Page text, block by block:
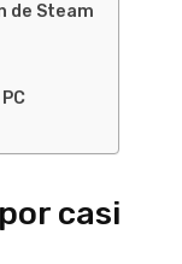
de Steam
casi